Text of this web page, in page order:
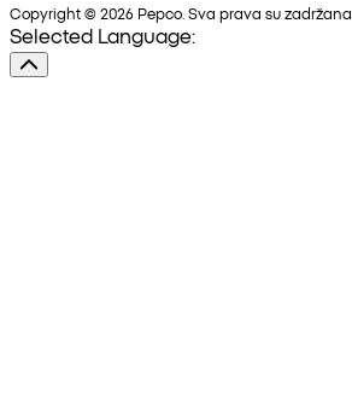
Copyright © 2026 Pepco. Sva prava su zadržana.
Selected Language: